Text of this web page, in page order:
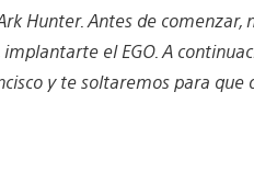
Hunter. Antes de comenzar,
el EGO. A
y te soltaremos para que